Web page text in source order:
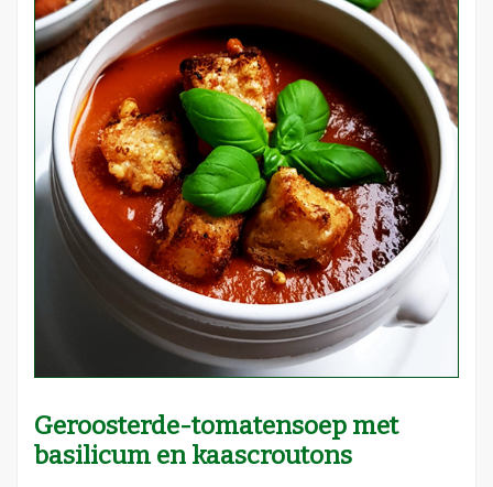
Geroosterde-tomatensoep met
basilicum en kaascroutons